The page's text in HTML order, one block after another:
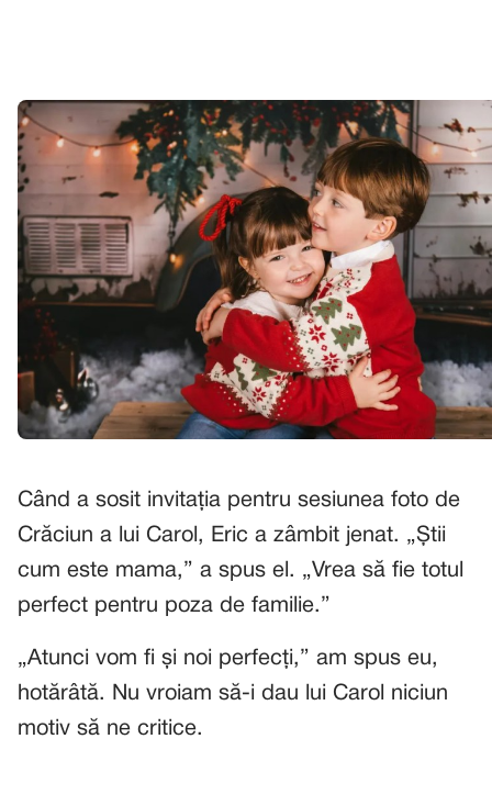
Când a sosit invitația pentru sesiunea foto de
Crăciun a lui Carol, Eric a zâmbit jenat. „Știi
cum este mama,” a spus el. „Vrea să fie totul
perfect pentru poza de familie.”
„Atunci vom fi și noi perfecți,” am spus eu,
hotărâtă. Nu vroiam să-i dau lui Carol niciun
motiv să ne critice.